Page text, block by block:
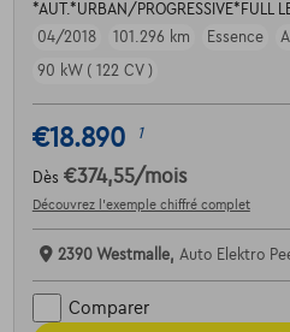
*AUT.*URBAN/PROGRESSIVE*FULL
04/2018
101.296 km Essence
90 kW ( 122 CV )
€18.890 1
Dès €374,55/mois
Découvrez l’exemple chiffré complet
2390 Westmalle, Auto Elektro
Comparer